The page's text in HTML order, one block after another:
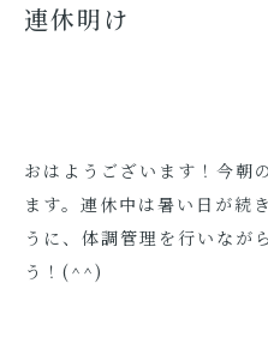
連休明け
おはようございます！今朝
ます。連休中は暑い日が続
うに、体調管理を行いなが
う！(^^)